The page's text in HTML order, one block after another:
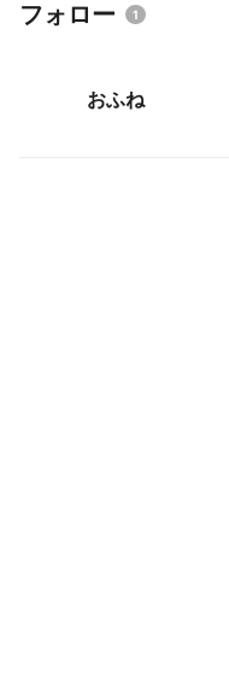
フォロー 1
おふね